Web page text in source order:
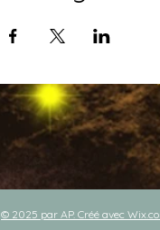
© 2025 par AP. Créé avec